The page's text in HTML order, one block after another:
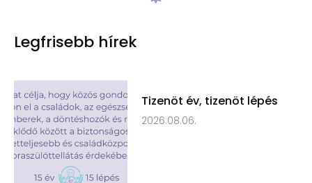
Legfrisebb hírek
Tizenöt év, tizenöt lépés
2026.08.06.